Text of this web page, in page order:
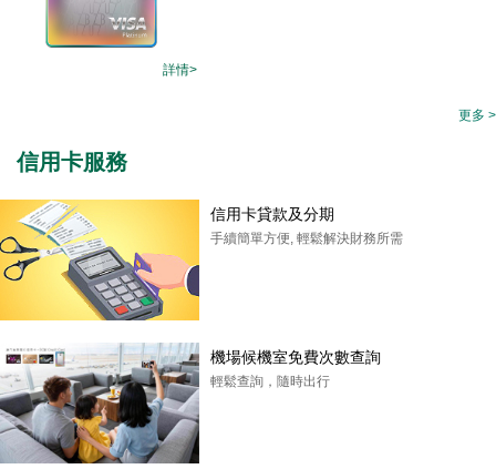
詳情>
更多 >
信用卡服務
信用卡貸款及分期
手續簡單方便, 輕鬆解決財務所需
機場候機室免費次數查詢
輕鬆查詢，隨時出行